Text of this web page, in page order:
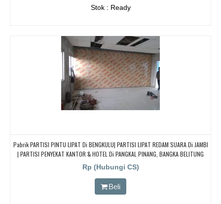
Stok : Ready
Pabrik PARTISI PINTU LIPAT Di BENGKULU| PARTISI LIPAT REDAM SUARA Di JAMBI
| PARTISI PENYEKAT KANTOR & HOTEL Di PANGKAL PINANG, BANGKA BELITUNG
Rp (Hubungi CS)
Beli